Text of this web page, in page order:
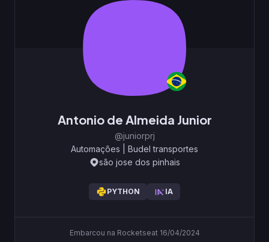
Antonio de Almeida Junior
@juniorprj
Automações
Budel transportes
são jose dos pinhais
PYTHON IA
Embarcou na Rocketseat 16/04/2024